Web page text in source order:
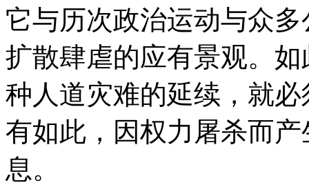
它与历次政治运动与众
扩散肆虐的应有景观。
种人道灾难的延续，就
有如此，因权力屠杀而
息。